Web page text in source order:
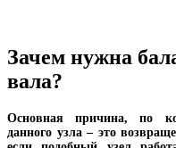
Зачем нужна
вала?
Основная причина, по
данного узла – это